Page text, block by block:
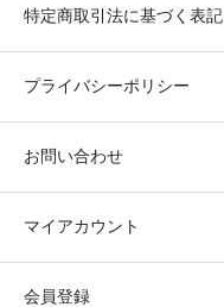
特定商取引法に基づく表記
プライバシーポリシー
お問い合わせ
マイアカウント
会員登録